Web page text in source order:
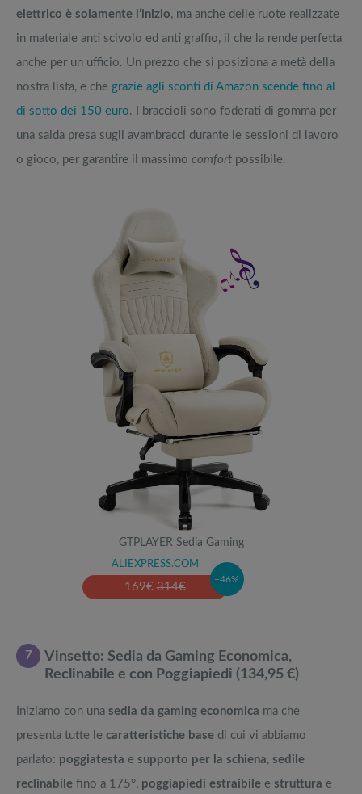
elettrico è solamente l’inizio, ma anche delle ruote realizzate
in materiale anti scivolo ed anti graffio, il che la rende perfetta
anche per un ufficio. Un prezzo che si posiziona a metà della
nostra lista, e che grazie agli sconti di Amazon scende fino al
di sotto dei 150 euro. I braccioli sono foderati di gomma per
una salda presa sugli avambracci durante le sessioni di lavoro
o gioco, per garantire il massimo comfort possibile.
GTPLAYER Sedia Gaming
ALIEXPRESS.COM
169€ 314€
–46%
7
Vinsetto: Sedia da Gaming Economica,
Reclinabile e con Poggiapiedi (134,95 €)
Iniziamo con una sedia da gaming economica ma che
presenta tutte le caratteristiche base di cui vi abbiamo
parlato: poggiatesta e supporto per la schiena, sedile
reclinabile fino a 175°, poggiapiedi estraibile e struttura e